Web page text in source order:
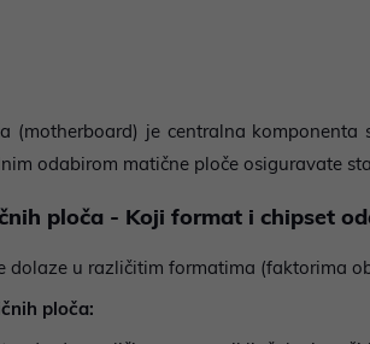
(motherboard) je centralna
odabirom matične ploče osiguravate
ploča - Koji format i chipset
dolaze u različitim formatima (faktorima
ploča: